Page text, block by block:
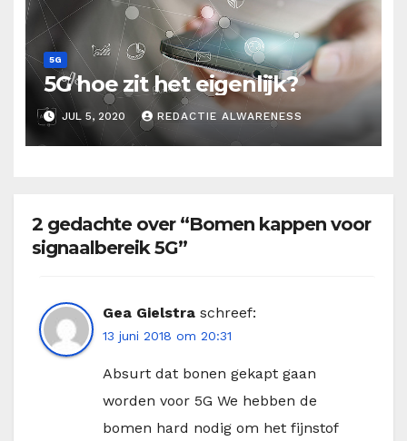
5G
5G hoe zit het eigenlijk?
JUL 5, 2020 REDACTIE ALWARENESS
2 gedachte over “Bomen kappen voor
signaalbereik 5G”
Gea Gielstra schreef:
13 juni 2018 om 20:31
Absurt dat bonen gekapt gaan
worden voor 5G We hebben de
bomen hard nodig om het fijnstof